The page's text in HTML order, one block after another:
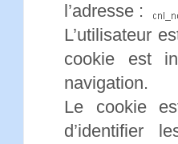
l’adresse :
L’utilisateur
cookie est
navigation.
Le cookie
d’identifier